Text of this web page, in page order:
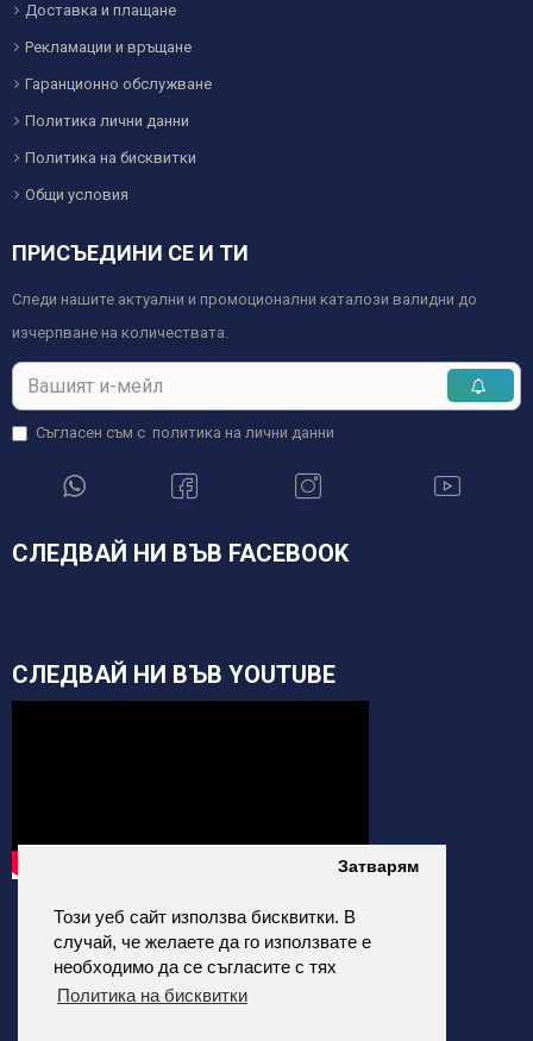
Този уеб сайт използва бисквитки. В
случай, че желаете да го използвате е
необходимо да се съгласите с тях
Политика на бисквитки
Затварям
Доставка и плащане
Рекламации и връщане
Гаранционно обслужване
Политика лични данни
Политика на бисквитки
Общи условия
ПРИСЪЕДИНИ СЕ И ТИ
Следи нашите актуални и промоционални каталози валидни до
изчерпване на количествата.
Съгласен съм с политика на лични данни
СЛЕДВАЙ НИ ВЪВ FACEBOOK
СЛЕДВАЙ НИ ВЪВ YOUTUBE